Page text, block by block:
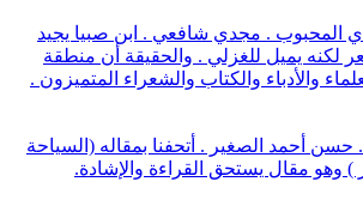
المحبوب . مجدي شافعي . ابن صبيا يجيد
لكنه يميل للغزلي . والحقيقة أن منطقة
والأدباء والكتاب والشعراء المتميزون .
. حسن أحمد الصغير . أتحفنا بمقاله (السياحة
وهو مقال يستحق القراءة والإشادة.